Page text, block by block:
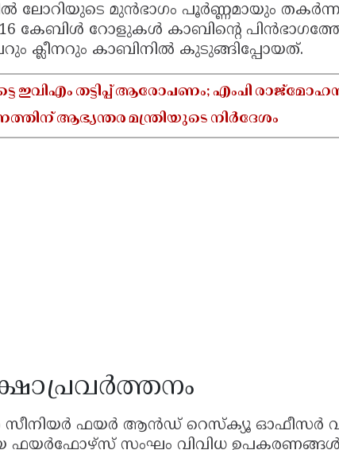
ലോറിയുടെ മുൻഭാഗം പൂർണ്ണമായും
കേബിൾ റോളുകൾ കാബിന്റെ
ക്ലീനറും കാബിനിൽ കുടുങ്ങിപ്പോയത്.
ഇവിഎം തട്ടിപ്പ് ആരോപണം; എംപി രാജ്‌മോഹൻ
ആഭ്യന്തര മന്ത്രിയുടെ നിർദേശം
ഫയർ ആൻഡ് റെസ്ക്യൂ ഓഫീസർ
ഫയർഫോഴ്സ് സംഘം വിവിധ ഉപകരണങ്ങൾ